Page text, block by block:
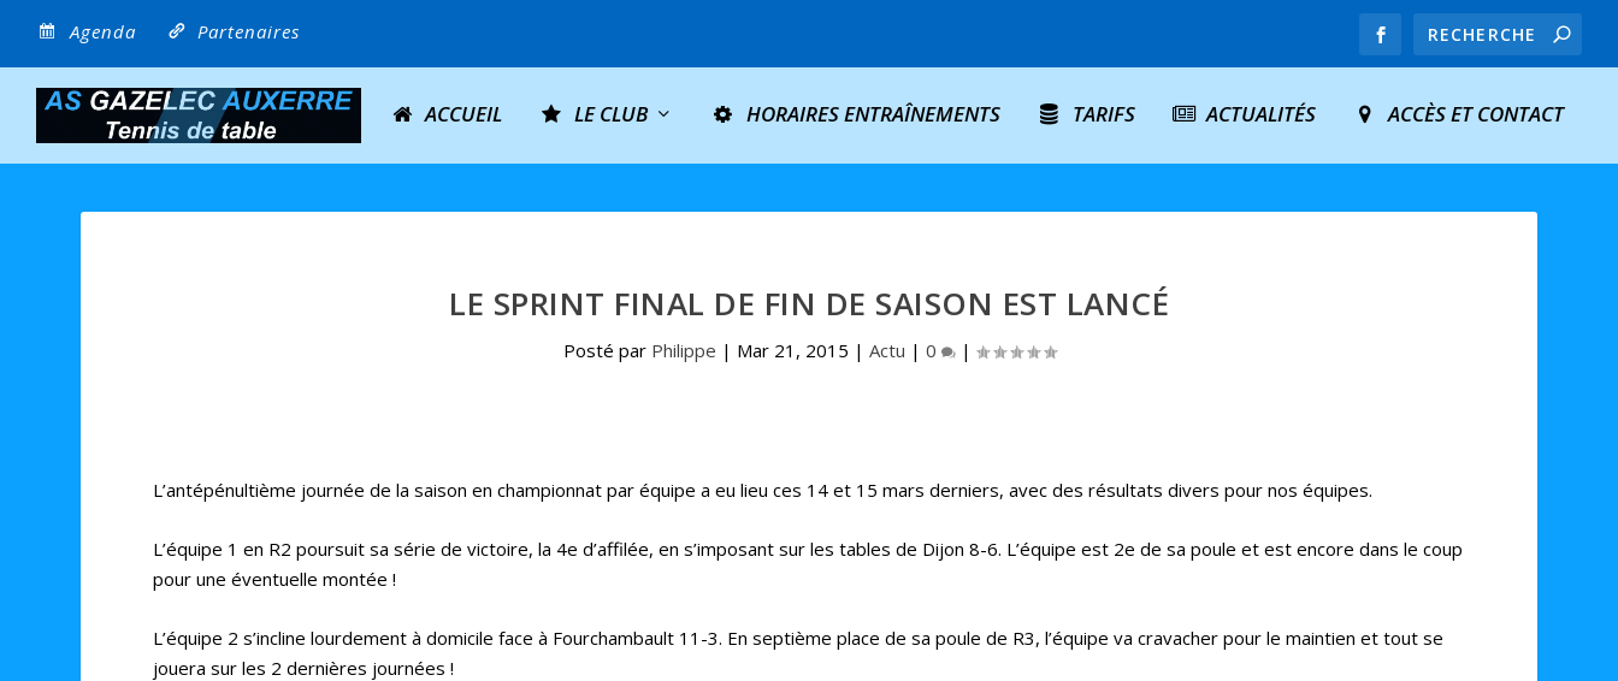
Agenda Partenaires
ACCUEIL LE CLUB HORAIRES ENTRAÎNEMENTS TARIFS ACTUALITÉS ACCÈS ET CONTACT
LE SPRINT FINAL DE FIN DE SAISON EST LANCÉ
Posté par Philippe | Mar 21, 2015 | Actu | 0 |
L’antépénultième journée de la saison en championnat par équipe a eu lieu ces 14 et 15 mars derniers, avec des résultats divers pour nos équipes.
L’équipe 1 en R2 poursuit sa série de victoire, la 4e d’affilée, en s’imposant sur les tables de Dijon 8-6. L’équipe est 2e de sa poule et est encore dans le coup
pour une éventuelle montée !
L’équipe 2 s’incline lourdement à domicile face à Fourchambault 11-3. En septième place de sa poule de R3, l’équipe va cravacher pour le maintien et tout se
jouera sur les 2 dernières journées !